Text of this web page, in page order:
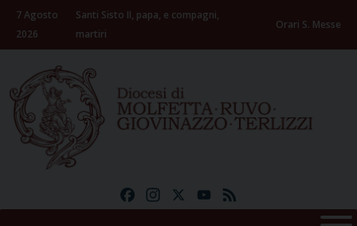
Skip
content
7 Agosto
2026
Santi Sisto II, papa, e compagni,
martiri
Orari S. Messe
FacebookInstagramYouTube